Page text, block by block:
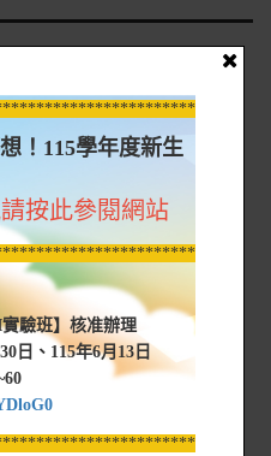
成績優異
！115學年度新生
按此參閱網站
驗班】核准辦理
日、115年6月13日